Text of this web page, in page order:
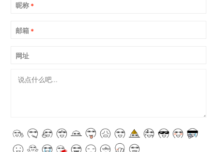
昵称 *
邮箱 *
网址